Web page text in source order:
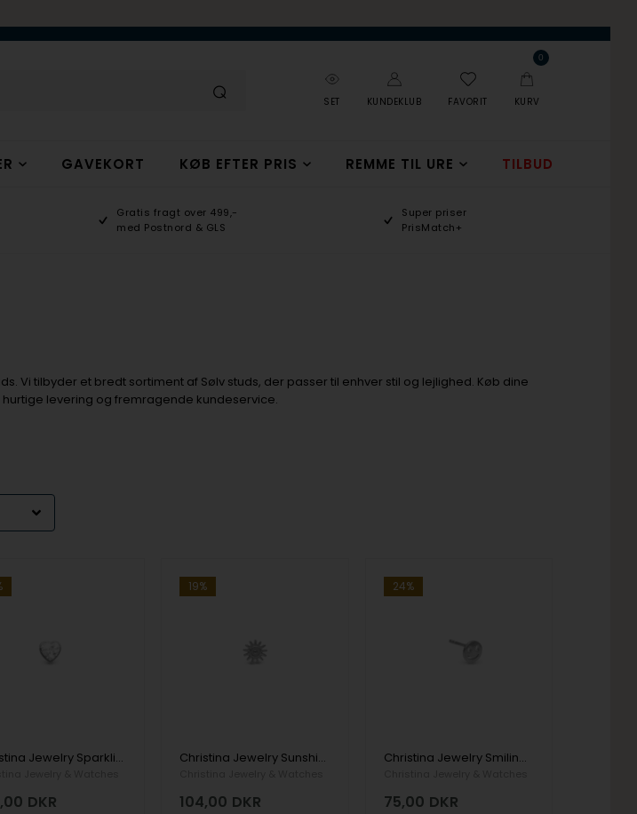
SET KUNDEKLUB FAVORIT
0
KURV
GAVEKORT KØB EFTER PRIS REMME TIL URE TILBUD
Gratis fragt over 499,-
med Postnord & GLS
Super priser
PrisMatch+
Vi tilbyder et bredt sortiment af Sølv studs, der passer til enhver stil og lejlighed. Køb dine
levering og fremragende kundeservice.
Christina Jewelry Sparkling Love Ørehænger
DKR
19%
Christina Jewelry Sunshine Ørehænger
104,00 DKR
24%
Christina Jewelry Smiling Ørehænger
75,00 DKR